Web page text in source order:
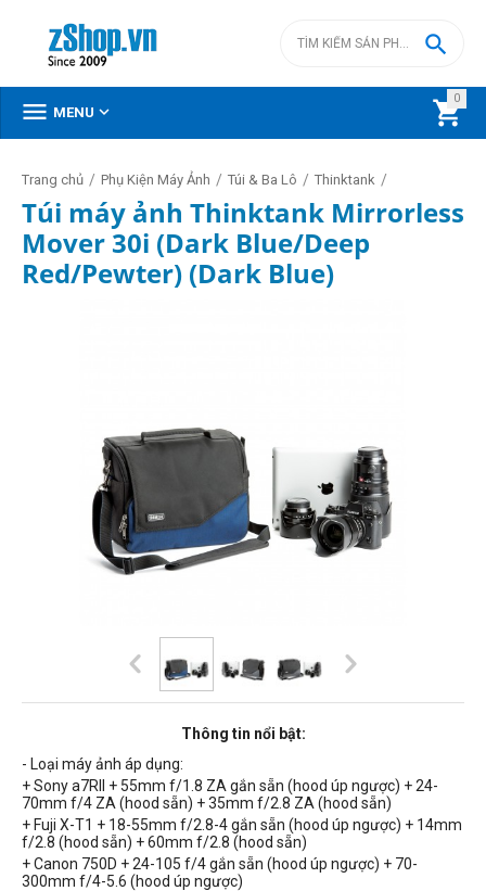
0


 MENU 
Trang chủ / Phụ Kiện Máy Ảnh / Túi & Ba Lô / Thinktank /
Túi máy ảnh Thinktank Mirrorless
Mover 30i (Dark Blue/Deep
Red/Pewter) (Dark Blue)
Thông tin nổi bật:
- Loại máy ảnh áp dụng:
+ Sony a7RII + 55mm f/1.8 ZA gắn sẵn (hood úp ngược) + 24-
70mm f/4 ZA (hood sẵn) + 35mm f/2.8 ZA (hood sẵn)
+ Fuji X-T1 + 18-55mm f/2.8-4 gắn sẵn (hood úp ngược) + 14mm
f/2.8 (hood sẵn) + 60mm f/2.8 (hood sẵn)
+ Canon 750D + 24-105 f/4 gắn sẵn (hood úp ngược) + 70-
300mm f/4-5.6 (hood úp ngược)